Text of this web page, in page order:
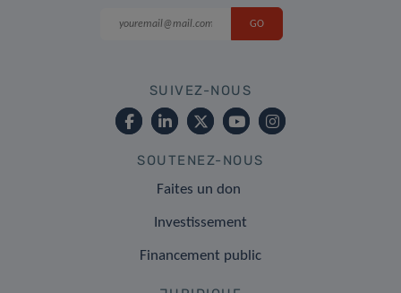
SUIVEZ-NOUS
SOUTENEZ-NOUS
Faites un don
Investissement
Financement public